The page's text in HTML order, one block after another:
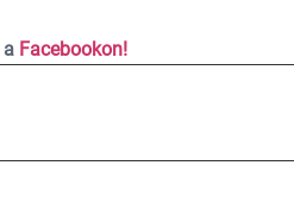
a Facebookon!